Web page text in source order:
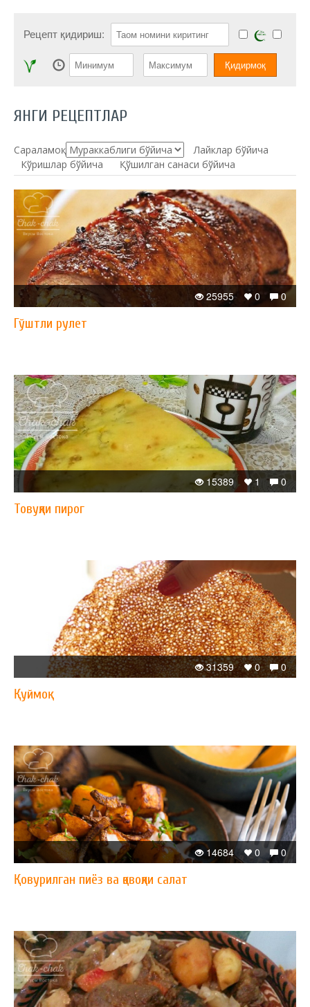
Рецепт қидириш:
ЯНГИ РЕЦЕПТЛАР
Сараламоқ:
Лайклар бўйича
Кўришлар бўйича
Қўшилган санаси бўйича
0
0
25955
Гўштли рулет
0
1
15389
Товуқли пирог
0
0
31359
Қуймоқ
0
0
14684
Қовурилган пиёз ва қовоқли салат